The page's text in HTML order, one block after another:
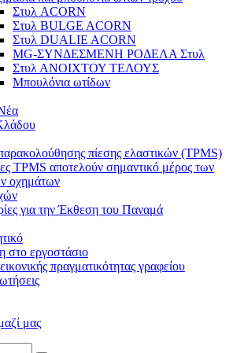
Στυλ ACORN
Στυλ BULGE ACORN
Στυλ DUALIE ACORN
MG-ΣΥΝΔΕΣΜΕΝΗ ΡΟΔΕΛΑ Στυλ
Στυλ ΑΝΟΙΧΤΟΥ ΤΕΛΟΥΣ
Μπουλόνια ωτίδων
πίεσης ελαστικών (TPMS)
TPMS αποτελούν σημαντικό μέρος των
οχημάτων
για την Έκθεση του Παναμά
στο εργοστάσιο
πραγματικότητας γραφείου
μας